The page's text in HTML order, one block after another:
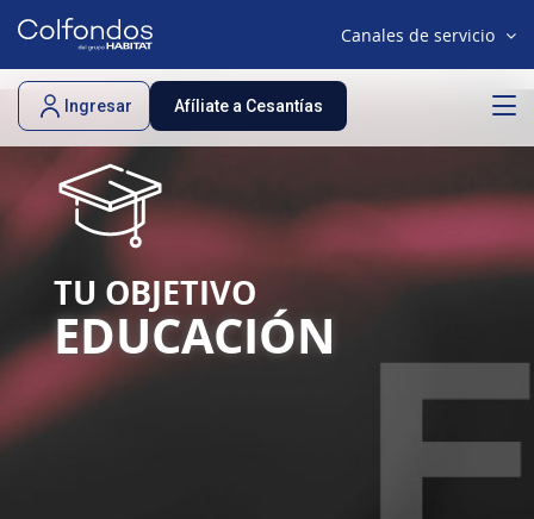
Canales de servicio
Afíliate a Cesantías
Ingresar
TU OBJETIVO
EDUCACIÓN